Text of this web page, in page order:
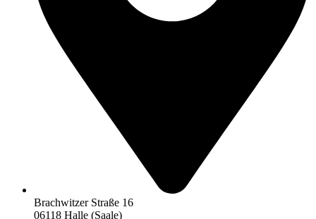
Brachwitzer Straße 16
06118 Halle (Saale)